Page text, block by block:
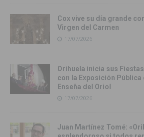
Cox vive su día grande
Virgen del Carmen
17/07/2026
Orihuela inicia sus
con la Exposición Pública
Enseña del Oriol
17/07/2026
Juan Martínez Tomé: